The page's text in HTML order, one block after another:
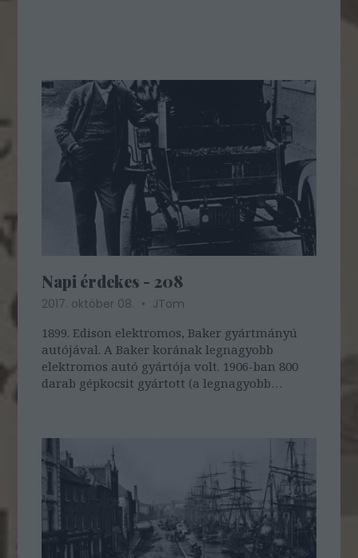
Napi érdekes - 208
2017. október 08.
JTom
1899. Edison elektromos, Baker gyártmányú
autójával. A Baker korának legnagyobb
elektromos autó gyártója volt. 1906-ban 800
darab gépkocsit gyártott (a legnagyobb